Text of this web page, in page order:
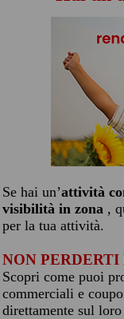
Se hai un’attività
visibilità in zona ,
per la tua attività.
NON
Scopri come puoi
commerciali e
direttamente sul